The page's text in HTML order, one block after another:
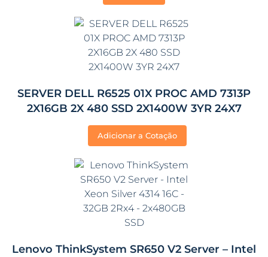
SERVER DELL R6525 01X PROC AMD 7313P
2X16GB 2X 480 SSD 2X1400W 3YR 24X7
Adicionar a Cotação
Lenovo ThinkSystem SR650 V2 Server – Intel